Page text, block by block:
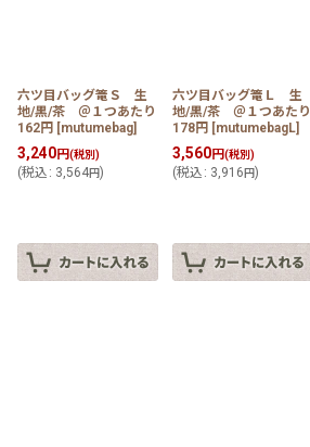
六ツ目バッグ篭Ｓ 生
地/黒/茶 ＠１つあたり
162円 [mutumebag]
3,240円(税別)
(税込 : 3,564円)
六ツ目バッグ篭Ｌ 生
地/黒/茶 ＠１つあたり
178円 [mutumebagL]
3,560円(税別)
(税込 : 3,916 円)